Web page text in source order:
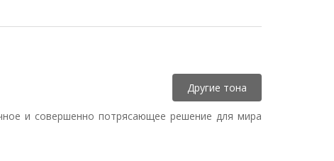
Другие тона
и совершенно потрясающее решение для мира